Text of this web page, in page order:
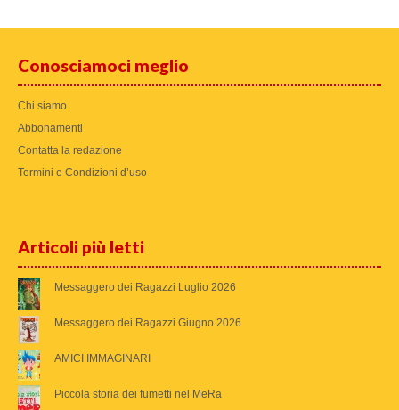
Conosciamoci meglio
Chi siamo
Abbonamenti
Contatta la redazione
Termini e Condizioni d’uso
Articoli più letti
Messaggero dei Ragazzi Luglio 2026
Messaggero dei Ragazzi Giugno 2026
AMICI IMMAGINARI
Piccola storia dei fumetti nel MeRa